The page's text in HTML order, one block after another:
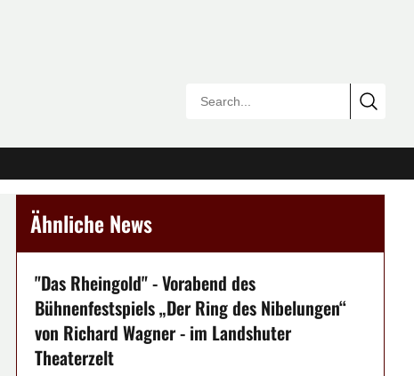
Ähnliche News
"Das Rheingold" - Vorabend des
Bühnenfestspiels „Der Ring des Nibelungen“
von Richard Wagner - im Landshuter
Theaterzelt